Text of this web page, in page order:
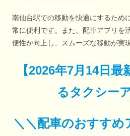
南仙台駅での移動を快適にするため
常に便利です。また、配車アプリを
便性が向上し、スムーズな移動が実
【2026年7月14日最
るタクシー
＼＼配車のおすすめ